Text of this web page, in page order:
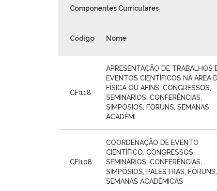
Componentes Curriculares
Código Nome
CFI118
APRESENTAÇÃO DE TRABALHOS
EVENTOS CIENTÍFICOS NA ÁREA
FÍSICA OU AFINS: CONGRESSOS,
SEMINÁRIOS, CONFERÊNCIAS,
SIMPÓSIOS, FÓRUNS, SEMANAS
ACADÊMI
CFI108
COORDENAÇÃO DE EVENTO
CIENTÍFICO: CONGRESSOS,
SEMINÁRIOS, CONFERÊNCIAS,
SIMPÓSIOS, PALESTRAS, FÓRUNS,
SEMANAS ACADÊMICAS